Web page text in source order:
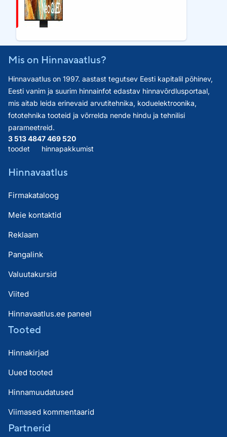
Mis on Hinnavaatlus?
Hinnavaatlus on 1997. aastast tegutsev Eesti kapitalil põhinev,
Eesti vanim ja suurim hinnainfot edastav hinnavõrdlusportaal,
mis aitab leida erinevaid arvutitehnika, koduelektroonika,
fototehnika tooteid ja võrrelda nende hindu ja tehnilisi
parameetreid.
3 513 484
toodet
7 469 520
hinnapakkumist
Hinnavaatlus
Firmakataloog
Meie kontaktid
Reklaam
Pangalink
Valuutakursid
Viited
Hinnavaatlus.ee paneel
Tooted
Hinnakirjad
Uued tooted
Hinnamuudatused
Viimased kommentaarid
Partnerid